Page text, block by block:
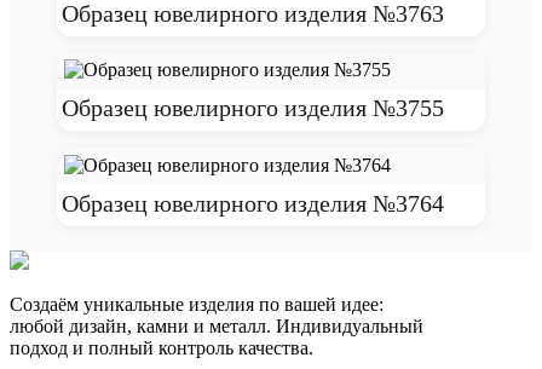
Образец ювелирного изделия №3763
Образец ювелирного изделия №3755
Образец ювелирного изделия №3764
Создаём уникальные изделия по вашей идее:
любой дизайн, камни и металл. Индивидуальный
подход и полный контроль качества.